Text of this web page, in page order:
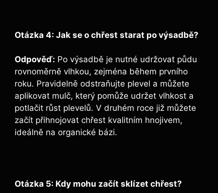
Otázka 4: Jak se o chřest starat po výsadbě?
Odpověď: Po výsadbě je nutné udržovat půdu
rovnoměrně vlhkou, zejména během prvního
roku. Pravidelně odstraňujte plevel a můžete
aplikovat mulč, který pomůže udržet vlhkost a
potlačit růst plevelů. V druhém roce již můžete
začít přihnojovat chřest kvalitním hnojivem,
ideálně na organické bázi.
Otázka 5: Kdy mohu začít sklízet chřest?